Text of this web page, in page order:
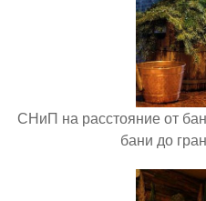
СНиП на расстояние от
бани до